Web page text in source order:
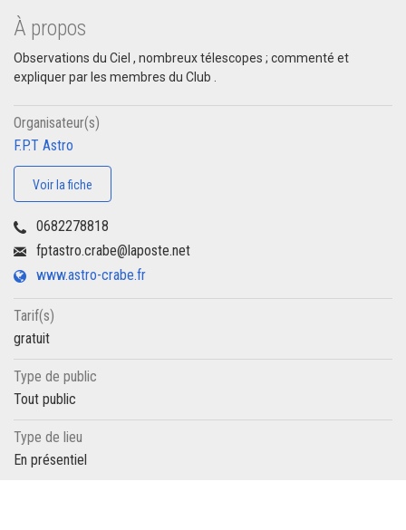
À propos
Observations du Ciel , nombreux télescopes ; commenté et
expliquer par les membres du Club .
Organisateur(s)
F.P.T Astro
Voir la fiche
0682278818
fptastro.crabe@laposte.net
www.astro-crabe.fr
Tarif(s)
gratuit
Type de public
Tout public
Type de lieu
En présentiel